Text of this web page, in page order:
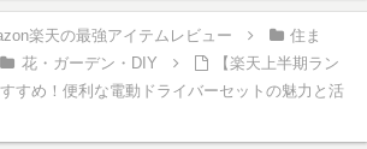
楽天の最強アイテムレビュー
住ま
花・ガーデン・DIY
【楽天上半期ラン
すめ！便利な電動ドライバーセットの魅力と活